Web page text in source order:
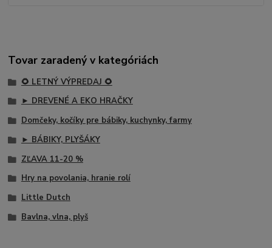
Tovar zaradený v kategóriách
🌻 LETNÝ VÝPREDAJ 🌻
► DREVENÉ A EKO HRAČKY
Domčeky, kočíky pre bábiky, kuchynky, farmy
► BÁBIKY, PLYŠÁKY
ZĽAVA 11-20 %
Hry na povolania, hranie rolí
Little Dutch
Bavlna, vlna, plyš